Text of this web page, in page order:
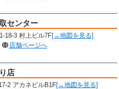
センター
18-3 村上ビル7F[→地図を見る]
店舗ページへ
店
2 アカネビルB1F[→地図を見る]